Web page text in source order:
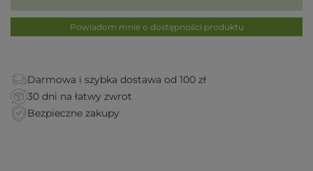
Powiadom mnie o dostępności produktu
Darmowa i szybka dostawa od 100 zł
30 dni na łatwy zwrot
Bezpieczne zakupy